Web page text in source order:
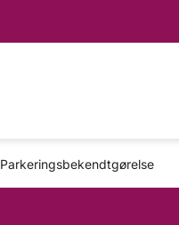
Parkeringsbekendtgørelse